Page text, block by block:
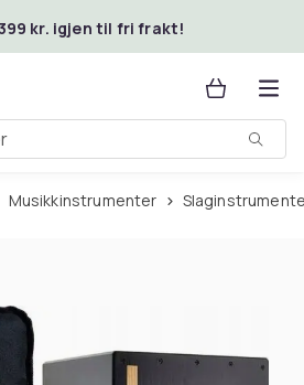
kr. igjen til fri frakt!
Musikkinstrumenter